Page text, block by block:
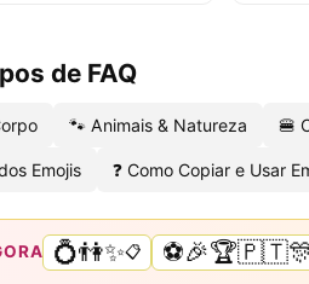
de FAQ
🐾 Animais & Natureza 🍔
Emojis ❓ Como Copiar e Usar
💍👫✨📋